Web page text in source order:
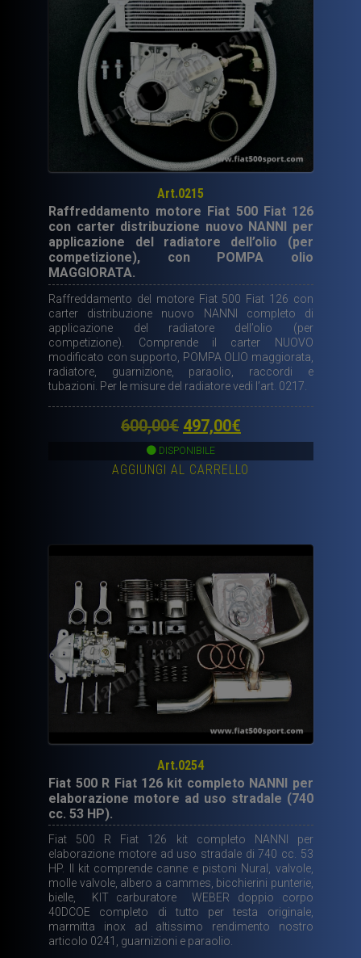
Art.0215
Raffreddamento motore Fiat 500 Fiat 126
con carter distribuzione nuovo NANNI per
applicazione del radiatore dell’olio (per
competizione), con POMPA olio
MAGGIORATA.
Raffreddamento del motore Fiat 500 Fiat 126 con
carter distribuzione nuovo NANNI completo di
applicazione del radiatore dell’olio (per
competizione). Comprende il carter NUOVO
modificato con supporto, POMPA OLIO maggiorata,
radiatore, guarnizione, paraolio, raccordi e
tubazioni. Per le misure del radiatore vedi l’art. 0217.
600,00€ Il
prezzo
originale
497,00€Il
attuale
DISPONIBILE
AGGIUNGI AL CARRELLO
Art.0254
Fiat 500 R Fiat 126 kit completo NANNI per
elaborazione motore ad uso stradale (740
cc. 53 HP).
Fiat 500 R Fiat 126 kit completo NANNI per
elaborazione motore ad uso stradale di 740 cc. 53
HP. Il kit comprende canne e pistoni Nural, valvole,
molle valvole, albero a cammes, bicchierini punterie,
bielle, KIT carburatore WEBER doppio corpo
40DCOE completo di tutto per testa originale,
marmitta inox ad altissimo rendimento nostro
articolo 0241, guarnizioni e paraolio.